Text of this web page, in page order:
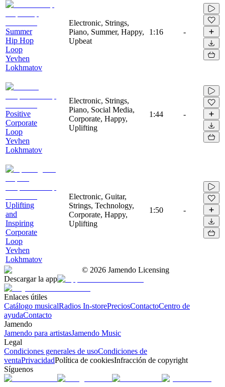
Summer
Hip Hop
Loop
Yevhen
Lokhmatov
Electronic, Strings,
Piano, Summer, Happy,
Upbeat
1:16 -
Positive
Corporate
Loop
Yevhen
Lokhmatov
Electronic, Strings,
Piano, Social Media,
Corporate, Happy,
Uplifting
1:44 -
Uplifting
and
Inspiring
Corporate
Loop
Yevhen
Lokhmatov
Electronic, Guitar,
Strings, Technology,
Corporate, Happy,
Uplifting
1:50 -
© 2026 Jamendo Licensing
Descargar la app
Enlaces útiles
Catálogo musicalRadios In-storePreciosContactoCentro de
ayudaContacto
Jamendo
Jamendo para artistasJamendo Music
Legal
Condiciones generales de usoCondiciones de
ventaPrivacidadPolítica de cookiesInfracción de copyright
Síguenos